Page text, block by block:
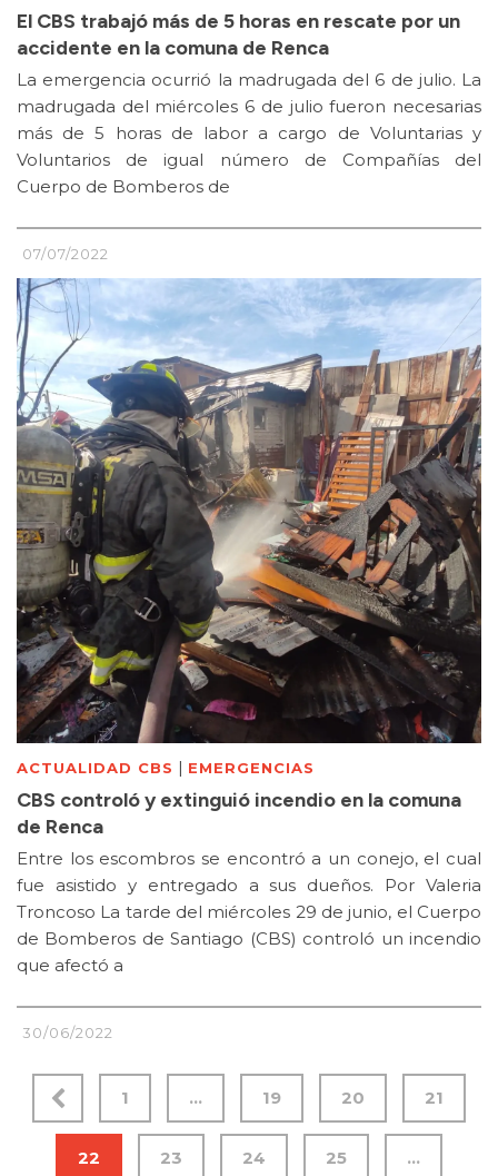
El CBS trabajó más de 5 horas en rescate por un
accidente en la comuna de Renca
La emergencia ocurrió la madrugada del 6 de julio. La
madrugada del miércoles 6 de julio fueron necesarias
más de 5 horas de labor a cargo de Voluntarias y
Voluntarios de igual número de Compañías del
Cuerpo de Bomberos de
07/07/2022
ACTUALIDAD CBS | EMERGENCIAS
CBS controló y extinguió incendio en la comuna
de Renca
Entre los escombros se encontró a un conejo, el cual
fue asistido y entregado a sus dueños. Por Valeria
Troncoso La tarde del miércoles 29 de junio, el Cuerpo
de Bomberos de Santiago (CBS) controló un incendio
que afectó a
30/06/2022
1 … 19 20 21
22 23 24 25 …